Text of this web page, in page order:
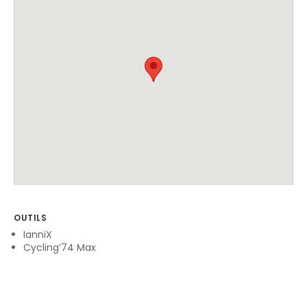
OUTILS
IanniX
Cycling’74 Max